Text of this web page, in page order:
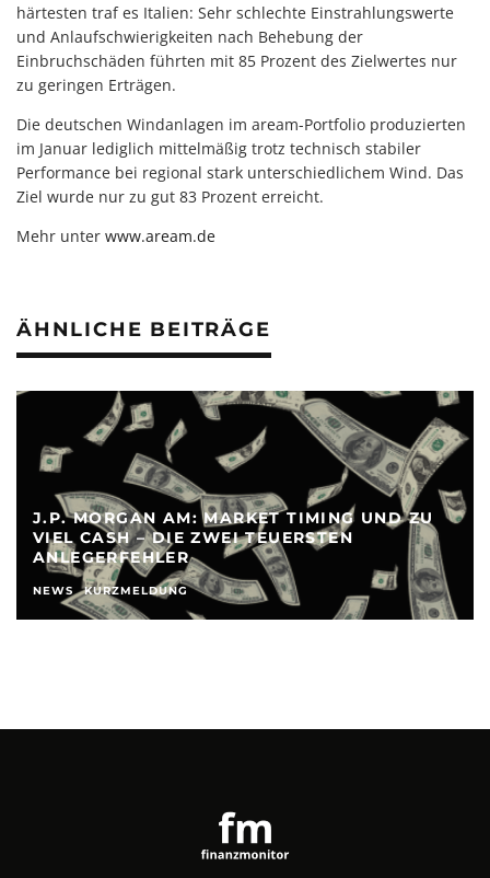
härtesten traf es Italien: Sehr schlechte Einstrahlungswerte
und Anlaufschwierigkeiten nach Behebung der
Einbruchschäden führten mit 85 Prozent des Zielwertes nur
zu geringen Erträgen.
Die deutschen Windanlagen im aream-Portfolio produzierten
im Januar lediglich mittelmäßig trotz technisch stabiler
Performance bei regional stark unterschiedlichem Wind. Das
Ziel wurde nur zu gut 83 Prozent erreicht.
Mehr unter www.aream.de
ÄHNLICHE BEITRÄGE
J.P. MORGAN AM: MARKET TIMING UND ZU
VIEL CASH – DIE ZWEI TEUERSTEN
ANLEGERFEHLER
NEWS KURZMELDUNG